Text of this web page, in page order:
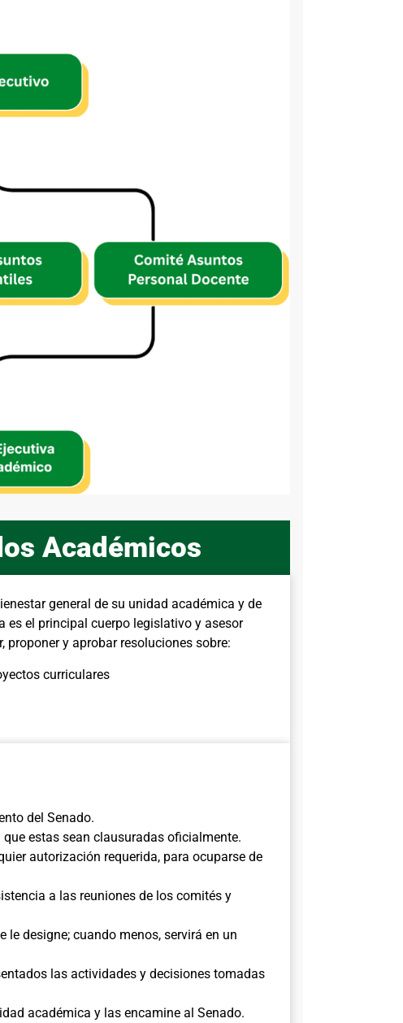
Académicos
general de su unidad académica y de
es el principal cuerpo legislativo y asesor
y aprobar resoluciones sobre:
curriculares
del Senado.
estas sean clausuradas oficialmente.
autorización requerida, para ocuparse de
a las reuniones de los comités y
le designe; cuando menos, servirá en un
las actividades y decisiones tomadas
académica y las encamine al Senado.